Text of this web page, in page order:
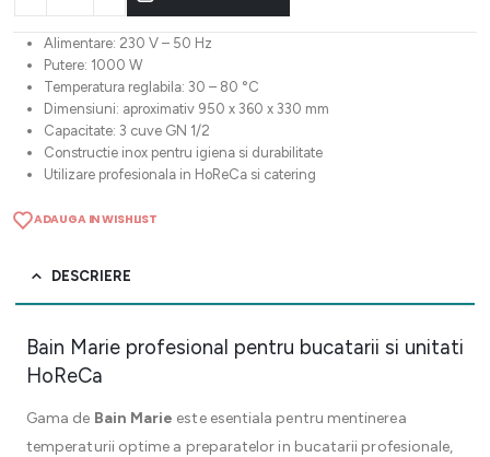
Alimentare: 230 V – 50 Hz
Putere: 1000 W
Temperatura reglabila: 30 – 80 °C
Dimensiuni: aproximativ 950 x 360 x 330 mm
Capacitate: 3 cuve GN 1/2
Constructie inox pentru igiena si durabilitate
Utilizare profesionala in HoReCa si catering
ADAUGA IN WISHLIST
DESCRIERE
Bain Marie profesional pentru bucatarii si unitati
HoReCa
Gama de Bain Marie este esentiala pentru mentinerea
temperaturii optime a preparatelor in bucatarii profesionale,